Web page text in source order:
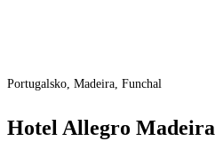
Portugalsko, Madeira, Funchal
Hotel Allegro Madeira